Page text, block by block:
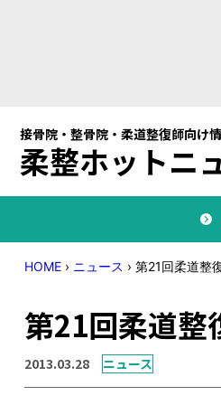
接骨院・整骨院・柔道整復師向け
柔整ホットニ
HOME › ニュース › 第21回柔道整
第21回柔道整
2013.03.28 ニュース